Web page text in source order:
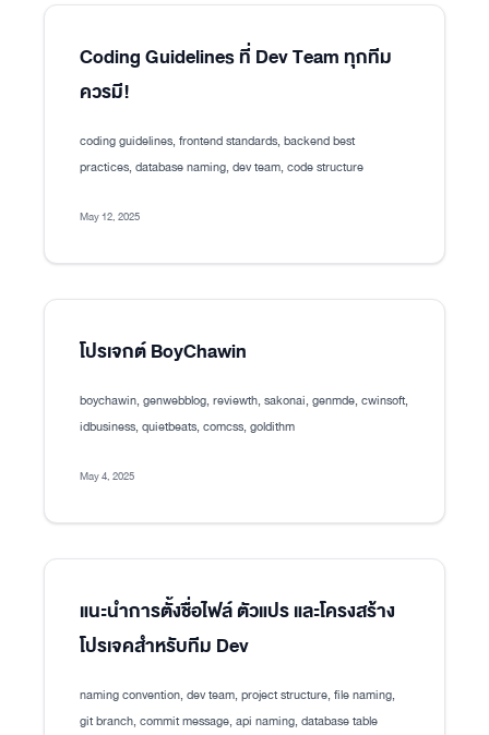
Coding Guidelines ที่ Dev Team ทุกทีม
ควรมี!
coding guidelines, frontend standards, backend best
practices, database naming, dev team, code structure
May 12, 2025
โปรเจกต์ BoyChawin
boychawin, genwebblog, reviewth, sakonai, genmde, cwinsoft,
idbusiness, quietbeats, comcss, goldithm
May 4, 2025
แนะนำการตั้งชื่อไฟล์ ตัวแปร และโครงสร้าง
โปรเจคสำหรับทีม Dev
naming convention, dev team, project structure, file naming,
git branch, commit message, api naming, database table